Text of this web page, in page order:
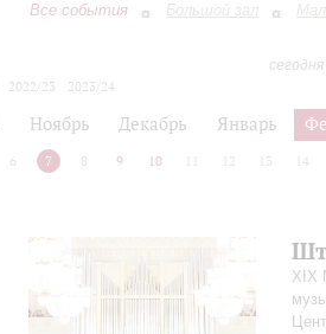
Все события Большой зал
2022/23
2023/24
Ноябрь Декабрь Январь
6 7 8 9 10 12 13 14
XIX